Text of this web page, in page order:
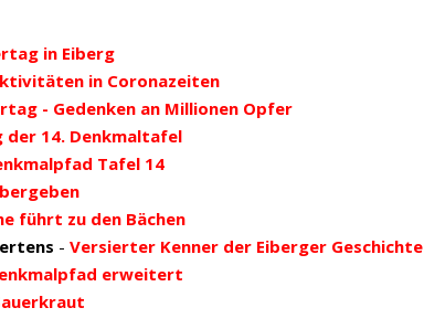
in Eiberg
in Coronazeiten
- Gedenken an Millionen Opfer
der 14. Denkmaltafel
Tafel 14
führt zu den Bächen
- Versierter Kenner der Eiberger Geschichte
erweitert